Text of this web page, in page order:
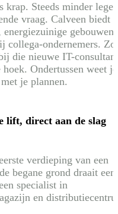
krap. Steeds minder lege
vraag. Calveen biedt
gebouwen
collega-ondernemers. Zo
die nieuwe IT-
Ondertussen weet je
je plannen.
lift, direct aan de slag
verdieping van een
begane grond draait een
specialist in
en